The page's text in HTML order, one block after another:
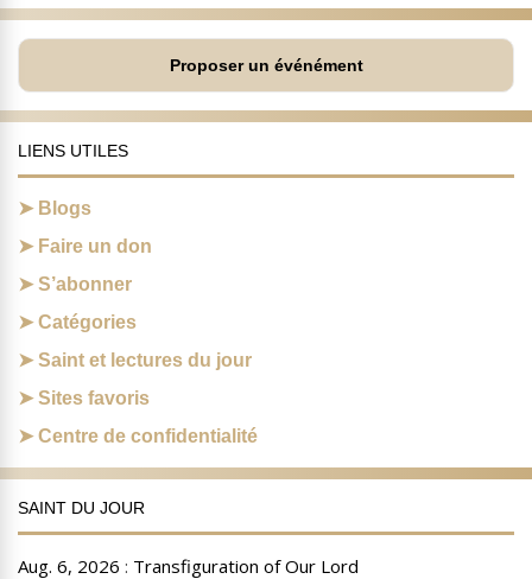
Proposer un événément
LIENS UTILES
Blogs
Faire un don
S’abonner
Catégories
Saint et lectures du jour
Sites favoris
Centre de confidentialité
SAINT DU JOUR